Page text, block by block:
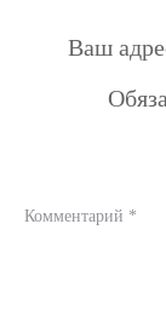
Ваш
Комментарий *